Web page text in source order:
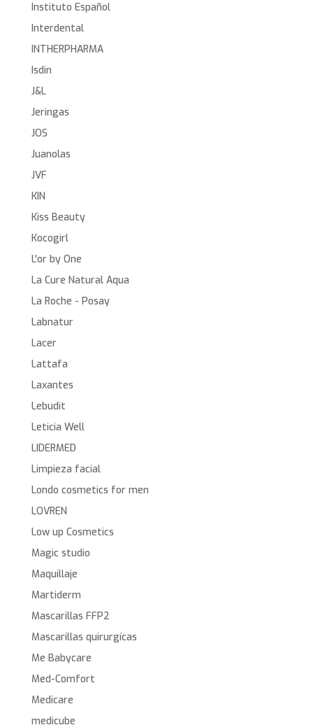
Instituto Español
Interdental
INTHERPHARMA
Isdin
J&L
Jeringas
JOS
Juanolas
JVF
KIN
Kiss Beauty
Kocogirl
L'or by One
La Cure Natural Aqua
La Roche - Posay
Labnatur
Lacer
Lattafa
Laxantes
Lebudit
Leticia Well
LIDERMED
Limpieza facial
Londo cosmetics for men
LOVREN
Low up Cosmetics
Magic studio
Maquillaje
Martiderm
Mascarillas FFP2
Mascarillas quirurgícas
Me Babycare
Med-Comfort
Medicare
medicube